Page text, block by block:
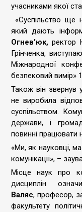
учасниками якої
«Суспільство ще
який дають
Огнев’юк, ректор
Грінченка,
Міжнародної
безпековий вимір»
Також він звернув
не виробила
суспільством.
держави, і
повинні працювати
«Ми, як науковці,
комунікації», –
Місце наук про
дисциплін
Валяс, професор,
факультету